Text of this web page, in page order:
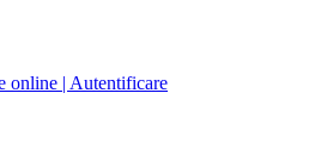
online | Autentificare